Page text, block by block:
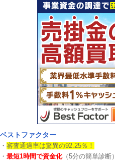
ベストファクター
・ 審査通過率は驚異の92.25％！
・ 最短1時間で資金化（5分の簡単診断）